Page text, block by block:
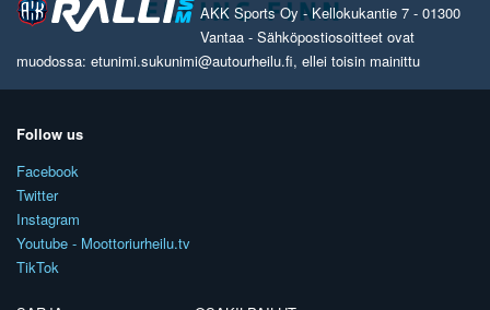
AKK Sports Oy - Kellokukantie 7 - 01300
Vantaa - Sähköpostiosoitteet ovat
muodossa: etunimi.sukunimi@autourheilu.fi, ellei toisin mainittu
Follow us
Facebook
Twitter
Instagram
Youtube - Moottoriurheilu.tv
TikTok